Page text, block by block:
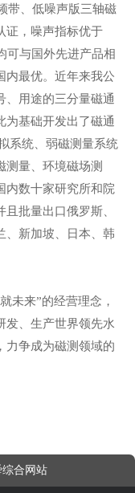
带、低噪声版三轴磁
证，噪声指标优于
可与国外先进产品相
内最优。近年来我公
、用途的三分量磁通
为基础开发出了磁通
系统、弱磁测量系统
测量、环境磁场测
内数十家研究所和院
批量出口俄罗斯、
、新加坡、日本、韩
未来”的经营理念，
发、生产世界领先水
力争成为磁测领域的
综合网站